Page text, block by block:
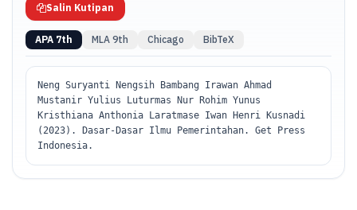
Salin Kutipan
APA 7th MLA 9th Chicago BibTeX
Neng Suryanti Nengsih Bambang Irawan Ahmad
Mustanir Yulius Luturmas Nur Rohim Yunus
Kristhiana Anthonia Laratmase Iwan Henri Kusnadi
(2023). Dasar-Dasar Ilmu Pemerintahan. Get Press
Indonesia.